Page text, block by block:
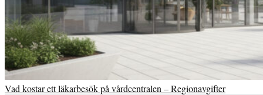
Vad kostar ett läkarbesök på vårdcentralen – Regionavgifter